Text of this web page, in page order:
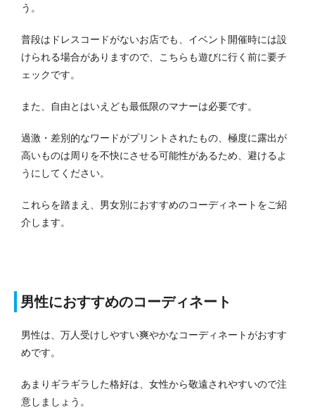
う。
普段はドレスコードがないお店でも、イベント開催時には設
けられる場合がありますので、こちらも遊びに行く前に要チ
ェックです。
また、自由とはいえども最低限のマナーは必要です。
過激・差別的なワードがプリントされたもの、極度に露出が
高いものは周りを不快にさせる可能性があるため、避けるよ
うにしてください。
これらを踏まえ、男女別におすすめのコーディネートをご紹
介します。
男性におすすめのコーディネート
男性は、万人受けしやすい爽やかなコーディネートがおすす
めです。
あまりギラギラした格好は、女性から敬遠されやすいので注
意しましょう。